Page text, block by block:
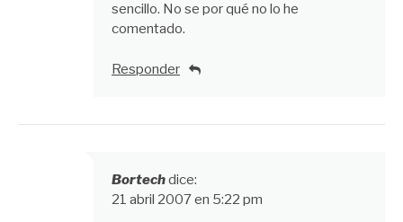
sencillo. No se por qué no lo he
comentado.
Responder
Bortechdice:
21 abril 2007 en 5:22 pm